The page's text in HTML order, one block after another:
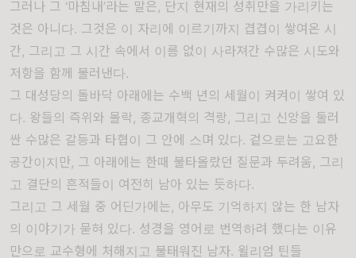
그러나 그 ‘마침내’라는 말은, 단지 현재의 성취만을 가리키는
것은 아니다. 그것은 이 자리에 이르기까지 겹겹이 쌓여온 시
간, 그리고 그 시간 속에서 이름 없이 사라져간 수많은 시도와
저항을 함께 불러낸다.
그 대성당의 돌바닥 아래에는 수백 년의 세월이 켜켜이 쌓여 있
다. 왕들의 즉위와 몰락, 종교개혁의 격랑, 그리고 신앙을 둘러
싼 수많은 갈등과 타협이 그 안에 스며 있다. 겉으로는 고요한
공간이지만, 그 아래에는 한때 불타올랐던 질문과 두려움, 그리
고 결단의 흔적들이 여전히 남아 있는 듯하다.
그리고 그 세월 중 어딘가에는, 아무도 기억하지 않는 한 남자
의 이야기가 묻혀 있다. 성경을 영어로 번역하려 했다는 이유
만으로 교수형에 처해지고 불태워진 남자. 윌리엄 틴들